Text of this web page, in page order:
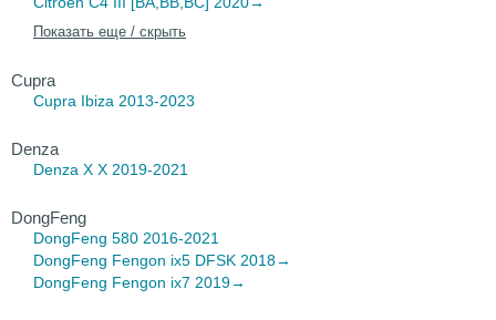
Показать еще / скрыть
Cupra
Cupra Ibiza 2013-2023
Denza
Denza X X 2019-2021
DongFeng
DongFeng 580 2016-2021
DongFeng Fengon ix5 DFSK 2018→
DongFeng Fengon ix7 2019→